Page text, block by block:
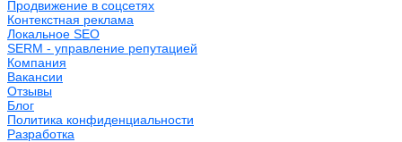
Продвижение в соцсетях
Контекстная реклама
Локальное SEO
SERM - управление репутацией
Компания
Вакансии
Отзывы
Блог
Политика конфиденциальности
Разработка